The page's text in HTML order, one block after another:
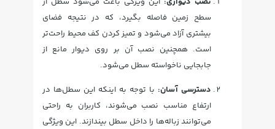
سطح زمین فاصله بگیرد، که در نتیجه فضای
بیشتری آزاد می‌شود و تمیز کردن کف محیط راحت‌تر
است. همچنین نصب آن بر روی دیوار مانع از
جابجایی ناخواسته سطل می‌شود.
دسترسی آسان: با توجه به اینکه این سطل‌ها در
ارتفاع مناسب نصب می‌شوند، کاربران به راحتی
می‌توانند زباله‌ها را داخل سطل بیندازند. این ویژگی